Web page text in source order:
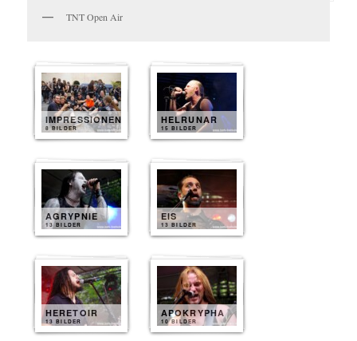
TNT Open Air
IMPRESSIONEN
8 BILDER
HELRUNAR
15 BILDER
AGRYPNIE
13 BILDER
EIS
13 BILDER
HERETOIR
13 BILDER
APOKRYPHA
10 BILDER